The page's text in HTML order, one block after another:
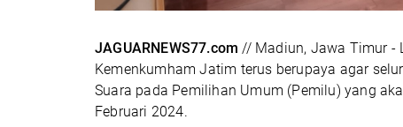
JAGUARNEWS77.com // Madiun, Jawa Timur -
Kemenkumham Jatim terus berupaya agar
Suara pada Pemilihan Umum (Pemilu) yang
Februari 2024.